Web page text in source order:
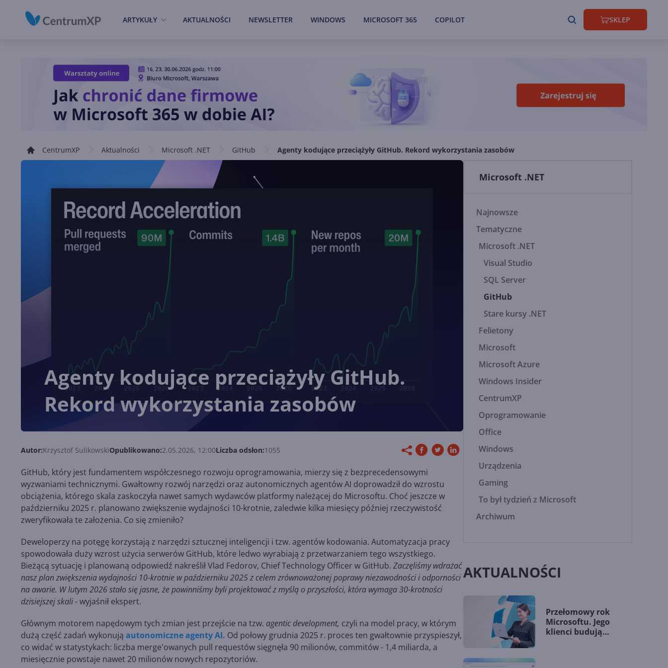
ARTYKUŁY AKTUALNOŚCI NEWSLETTER WINDOWS MICROSOFT 365 COPILOT SKLEP
CentrumXP Aktualności Microsoft .NET GitHub Agenty kodujące przeciążyły GitHub. Rekord wykorzystania zasobów
Agenty kodujące przeciążyły GitHub.
Rekord wykorzystania zasobów
Autor:Krzysztof SulikowskiOpublikowano:2.05.2026, 12:00Liczba odsłon:1055
GitHub, który jest fundamentem współczesnego rozwoju oprogramowania, mierzy się z bezprecedensowymi
wyzwaniami technicznymi. Gwałtowny rozwój narzędzi oraz autonomicznych agentów AI doprowadził do wzrostu
obciążenia, którego skala zaskoczyła nawet samych wydawców platformy należącej do Microsoftu. Choć jeszcze w
październiku 2025 r. planowano zwiększenie wydajności 10-krotnie, zaledwie kilka miesięcy później rzeczywistość
zweryfikowała te założenia. Co się zmieniło?
Deweloperzy na potęgę korzystają z narzędzi sztucznej inteligencji i tzw. agentów kodowania. Automatyzacja pracy
spowodowała duży wzrost użycia serwerów GitHub, które ledwo wyrabiają z przetwarzaniem tego wszystkiego.
Bieżącą sytuację i planowaną odpowiedź nakreślił Vlad Fedorov, Chief Technology Officer w GitHub. Zaczęliśmy wdrażać
nasz plan zwiększenia wydajności 10-krotnie w październiku 2025 z celem zrównoważonej poprawy niezawodności i odporności
na awarie. W lutym 2026 stało się jasne, że powinniśmy byli projektować z myślą o przyszłości, która wymaga 30-krotności
dzisiejszej skali- wyjaśnił ekspert.
Głównym motorem napędowym tych zmian jest przejście na tzw. agentic development, czyli na model pracy, w którym
dużą część zadań wykonują autonomiczne agenty AI. Od połowy grudnia 2025 r. proces ten gwałtownie przyspieszył,
co widać w statystykach: liczba merge'owanych pull requestów sięgnęła 90 milionów, commitów - 1,4 miliarda, a
miesięcznie powstaje nawet 20 milionów nowych repozytoriów.
Microsoft .NET
Najnowsze
Tematyczne
Microsoft .NET
Visual Studio
SQL Server
GitHub
Stare kursy .NET
Felietony
Microsoft
Microsoft Azure
Windows Insider
CentrumXP
Oprogramowanie
Office
Windows
Urządzenia
Gaming
To był tydzień z Microsoft
Archiwum
AKTUALNOŚCI
Przełomowy rok
Microsoftu. Jego
klienci budują